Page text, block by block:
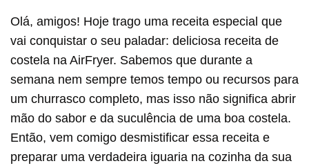
Olá, amigos! Hoje trago uma receita especial que
vai conquistar o seu paladar: deliciosa receita de
costela na AirFryer. Sabemos que durante a
semana nem sempre temos tempo ou recursos para
um churrasco completo, mas isso não significa abrir
mão do sabor e da suculência de uma boa costela.
Então, vem comigo desmistificar essa receita e
preparar uma verdadeira iguaria na cozinha da sua